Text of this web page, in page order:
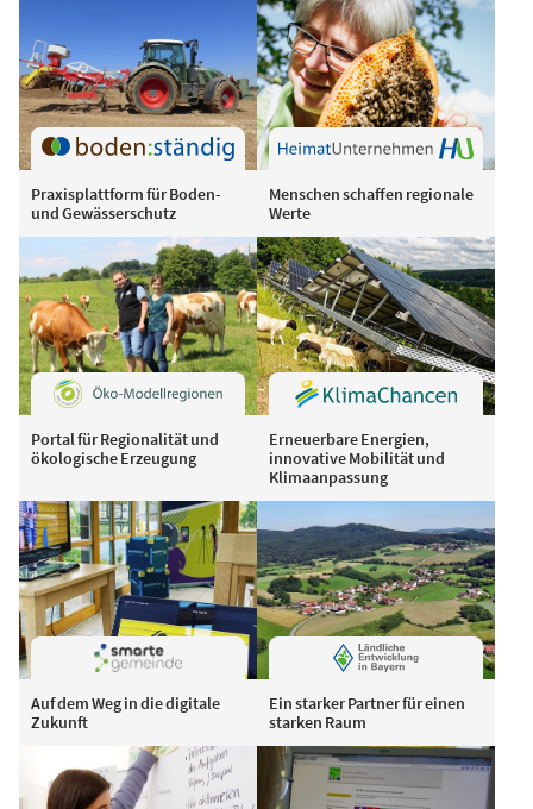
Praxisplattform für Boden-
und Gewässerschutz
Menschen schaffen regionale
Werte
Portal für Regionalität und
ökologische Erzeugung
Erneuerbare Energien,
innovative Mobilität und
Klimaanpassung
Auf dem Weg in die digitale
Zukunft
Ein starker Partner für einen
starken Raum